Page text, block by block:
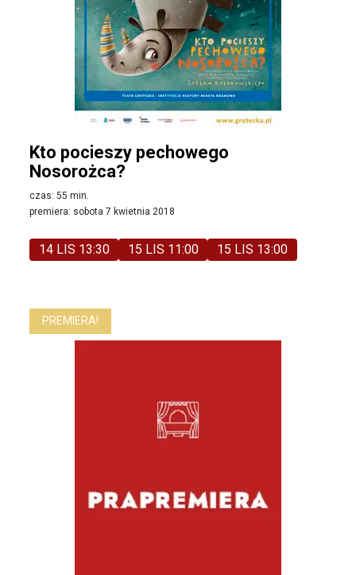
Kto pocieszy pechowego
Nosorożca?
czas: 55 min.
premiera: sobota 7 kwietnia 2018
14 LIS 13:30 15 LIS 11:00 15 LIS 13:00
PREMIERA!